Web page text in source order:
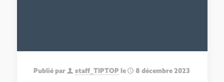
Publié par staff_TIPTOP le 8 décembre 2023